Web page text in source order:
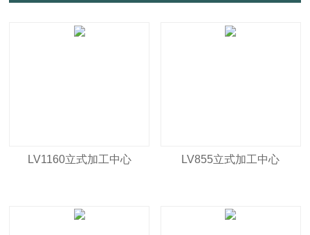
LV1160立式加工中心 LV855立式加工中心